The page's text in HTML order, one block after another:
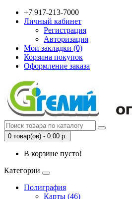
+7 917-213-7000
Личный кабинет
Регистрация
Авторизация
Мои закладки (0)
Корзина покупок
Оформление заказа
0 товар(ов) - 0.00 р.
В корзине пусто!
Категории
Полиграфия
Карты (46)